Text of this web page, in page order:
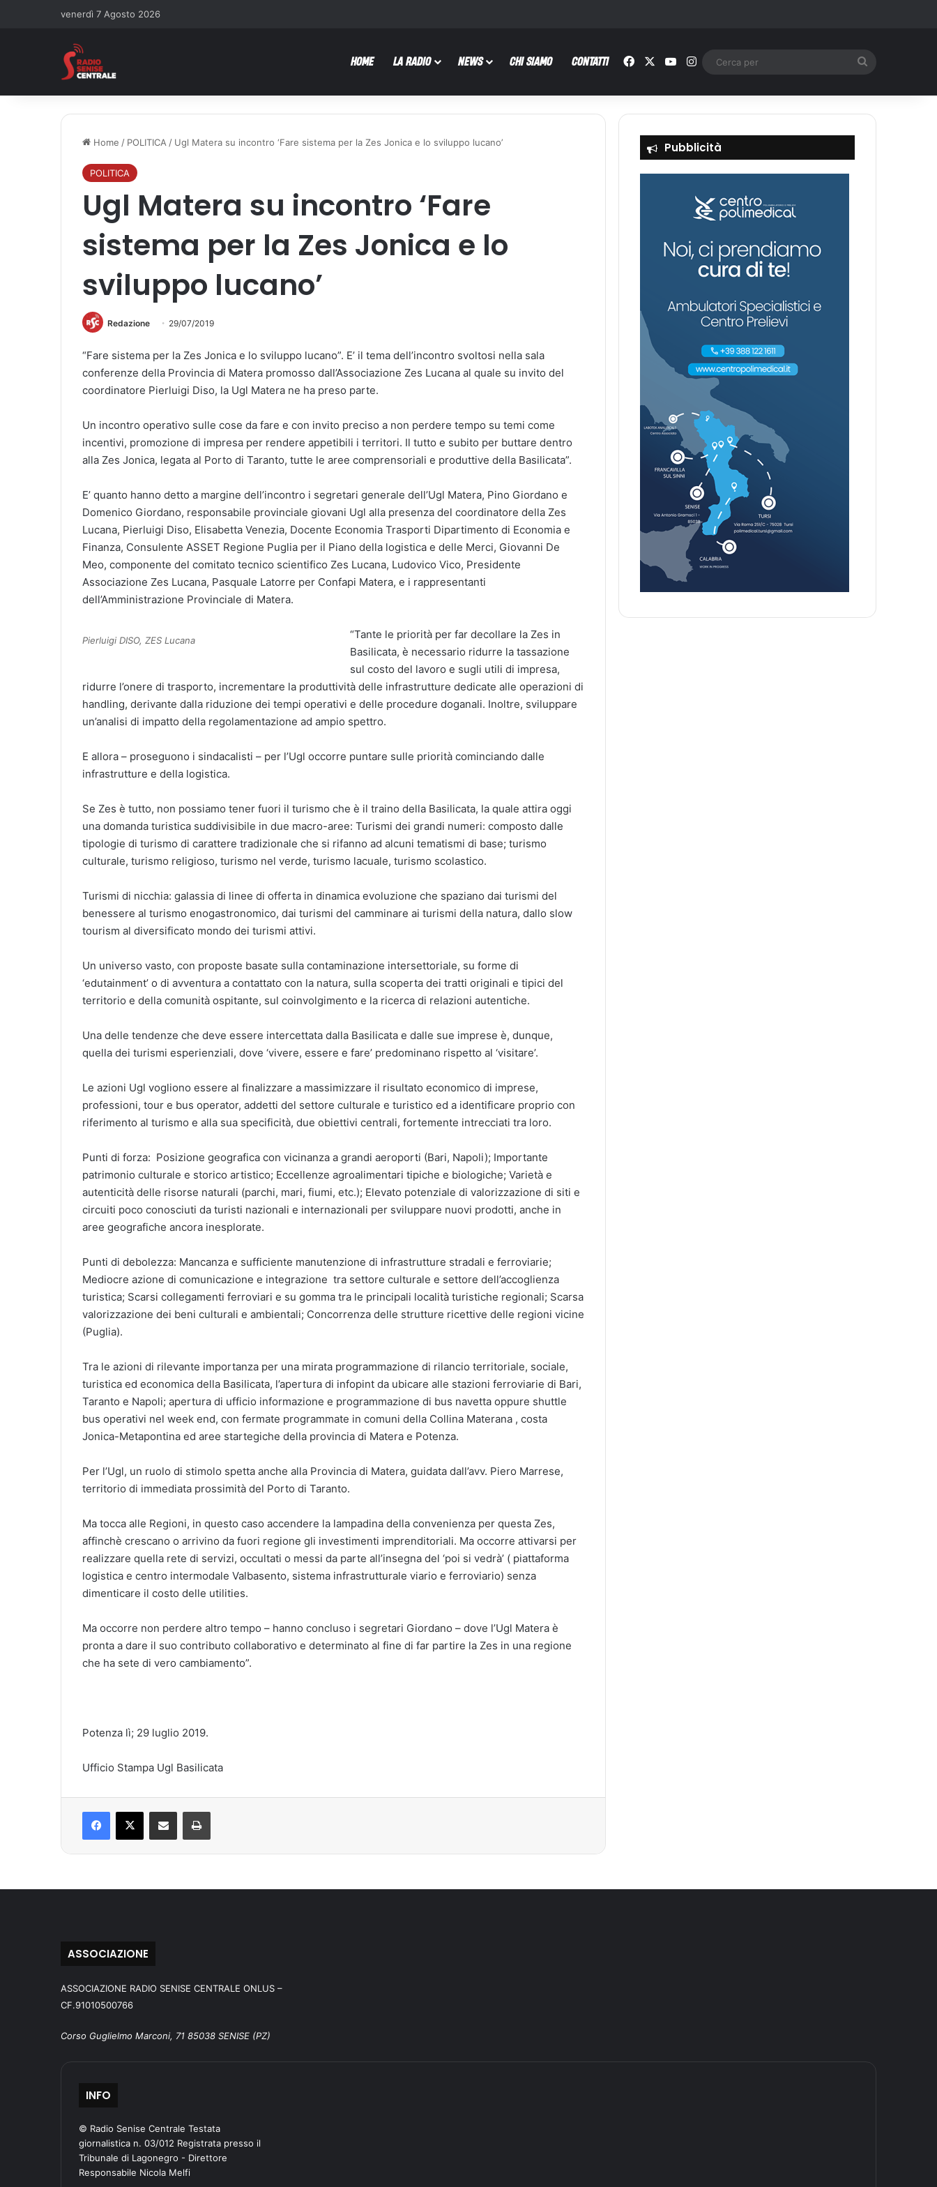
venerdì 7 Agosto 2026
HOME LA RADIO NEWS CHI SIAMO CONTATTI Facebook You TubeInstagram
Home / POLITICA / Ugl Matera su incontro ‘Fare sistema per la Zes Jonica e lo sviluppo lucano’
POLITICA
Ugl Matera su incontro ‘Fare
sistema per la Zes Jonica e lo
sviluppo lucano’
Redazione 29/07/2019
“Fare sistema per la Zes Jonica e lo sviluppo lucano”. E’ il tema dell’incontro svoltosi nella sala
conferenze della Provincia di Matera promosso dall’Associazione Zes Lucana al quale su invito del
coordinatore Pierluigi Diso, la Ugl Matera ne ha preso parte.
Un incontro operativo sulle cose da fare e con invito preciso a non perdere tempo su temi come
incentivi, promozione di impresa per rendere appetibili i territori. Il tutto e subito per buttare dentro
alla Zes Jonica, legata al Porto di Taranto, tutte le aree comprensoriali e produttive della Basilicata”.
E’ quanto hanno detto a margine dell’incontro i segretari generale dell’Ugl Matera, Pino Giordano e
Domenico Giordano, responsabile provinciale giovani Ugl alla presenza del coordinatore della Zes
Lucana, Pierluigi Diso, Elisabetta Venezia, Docente Economia Trasporti Dipartimento di Economia e
Finanza, Consulente ASSET Regione Puglia per il Piano della logistica e delle Merci, Giovanni De
Meo, componente del comitato tecnico scientifico Zes Lucana, Ludovico Vico, Presidente
Associazione Zes Lucana, Pasquale Latorre per Confapi Matera, e i rappresentanti
dell’Amministrazione Provinciale di Matera.
Pierluigi DISO, ZES Lucana
“Tante le priorità per far decollare la Zes in
Basilicata, è necessario ridurre la tassazione
sul costo del lavoro e sugli utili di impresa,
ridurre l’onere di trasporto, incrementare la produttività delle infrastrutture dedicate alle operazioni di
handling, derivante dalla riduzione dei tempi operativi e delle procedure doganali. Inoltre, sviluppare
un’analisi di impatto della regolamentazione ad ampio spettro.
E allora – proseguono i sindacalisti – per l’Ugl occorre puntare sulle priorità cominciando dalle
infrastrutture e della logistica.
Se Zes è tutto, non possiamo tener fuori il turismo che è il traino della Basilicata, la quale attira oggi
una domanda turistica suddivisibile in due macro-aree: Turismi dei grandi numeri: composto dalle
tipologie di turismo di carattere tradizionale che si rifanno ad alcuni tematismi di base; turismo
culturale, turismo religioso, turismo nel verde, turismo lacuale, turismo scolastico.
Turismi di nicchia: galassia di linee di offerta in dinamica evoluzione che spaziano dai turismi del
benessere al turismo enogastronomico, dai turismi del camminare ai turismi della natura, dallo slow
tourism al diversificato mondo dei turismi attivi.
Un universo vasto, con proposte basate sulla contaminazione intersettoriale, su forme di
‘edutainment’ o di avventura a contattato con la natura, sulla scoperta dei tratti originali e tipici del
territorio e della comunità ospitante, sul coinvolgimento e la ricerca di relazioni autentiche.
Una delle tendenze che deve essere intercettata dalla Basilicata e dalle sue imprese è, dunque,
quella dei turismi esperienziali, dove ‘vivere, essere e fare’ predominano rispetto al ‘visitare’.
Le azioni Ugl vogliono essere al finalizzare a massimizzare il risultato economico di imprese,
professioni, tour e bus operator, addetti del settore culturale e turistico ed a identificare proprio con
riferimento al turismo e alla sua specificità, due obiettivi centrali, fortemente intrecciati tra loro.
Punti di forza: Posizione geografica con vicinanza a grandi aeroporti (Bari, Napoli); Importante
patrimonio culturale e storico artistico; Eccellenze agroalimentari tipiche e biologiche; Varietà e
autenticità delle risorse naturali (parchi, mari, fiumi, etc.); Elevato potenziale di valorizzazione di siti e
circuiti poco conosciuti da turisti nazionali e internazionali per sviluppare nuovi prodotti, anche in
aree geografiche ancora inesplorate.
Punti di debolezza: Mancanza e sufficiente manutenzione di infrastrutture stradali e ferroviarie;
Mediocre azione di comunicazione e integrazione tra settore culturale e settore dell’accoglienza
turistica; Scarsi collegamenti ferroviari e su gomma tra le principali località turistiche regionali; Scarsa
valorizzazione dei beni culturali e ambientali; Concorrenza delle strutture ricettive delle regioni vicine
(Puglia).
Tra le azioni di rilevante importanza per una mirata programmazione di rilancio territoriale, sociale,
turistica ed economica della Basilicata, l’apertura di infopint da ubicare alle stazioni ferroviarie di Bari,
Taranto e Napoli; apertura di ufficio informazione e programmazione di bus navetta oppure shuttle
bus operativi nel week end, con fermate programmate in comuni della Collina Materana , costa
Jonica-Metapontina ed aree startegiche della provincia di Matera e Potenza.
Per l’Ugl, un ruolo di stimolo spetta anche alla Provincia di Matera, guidata dall’avv. Piero Marrese,
territorio di immediata prossimità del Porto di Taranto.
Ma tocca alle Regioni, in questo caso accendere la lampadina della convenienza per questa Zes,
affinchè crescano o arrivino da fuori regione gli investimenti imprenditoriali. Ma occorre attivarsi per
realizzare quella rete di servizi, occultati o messi da parte all’insegna del ‘poi si vedrà’ ( piattaforma
logistica e centro intermodale Valbasento, sistema infrastrutturale viario e ferroviario) senza
dimenticare il costo delle utilities.
Ma occorre non perdere altro tempo – hanno concluso i segretari Giordano – dove l’Ugl Matera è
pronta a dare il suo contributo collaborativo e determinato al fine di far partire la Zes in una regione
che ha sete di vero cambiamento”.
Potenza lì; 29 luglio 2019.
Ufficio Stampa Ugl Basilicata
Pubblicità
ASSOCIAZIONE
ASSOCIAZIONE RADIO SENISE CENTRALE ONLUS –
CF.91010500766
Corso Guglielmo Marconi, 71 85038 SENISE (PZ)
INFO
© Radio Senise Centrale Testata
giornalistica n. 03/012 Registrata presso il
Tribunale di Lagonegro - Direttore
Responsabile Nicola Melfi